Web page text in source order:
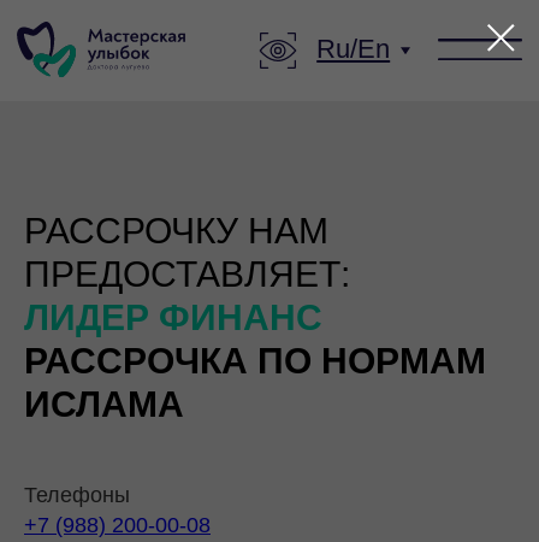
Ru/En
РАССРОЧКУ НАМ
ПРЕДОСТАВЛЯЕТ:
ЛИДЕР ФИНАНС
РАССРОЧКА ПО НОРМАМ
ИСЛАМА
Телефоны
+7 (988) 200-00-08